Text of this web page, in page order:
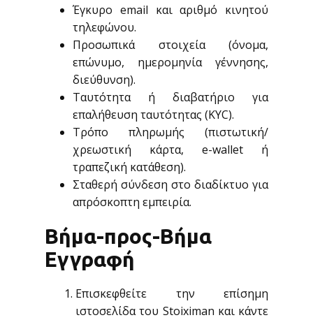
Έγκυρο email και αριθμό κινητού
τηλεφώνου.
Προσωπικά στοιχεία (όνομα,
επώνυμο, ημερομηνία γέννησης,
διεύθυνση).
Ταυτότητα ή διαβατήριο για
επαλήθευση ταυτότητας (KYC).
Τρόπο πληρωμής (πιστωτική/
χρεωστική κάρτα, e-wallet ή
τραπεζική κατάθεση).
Σταθερή σύνδεση στο διαδίκτυο για
απρόσκοπτη εμπειρία.
Βήμα-προς-Βήμα
Εγγραφή
Επισκεφθείτε την επίσημη
ιστοσελίδα του Stoiximan και κάντε